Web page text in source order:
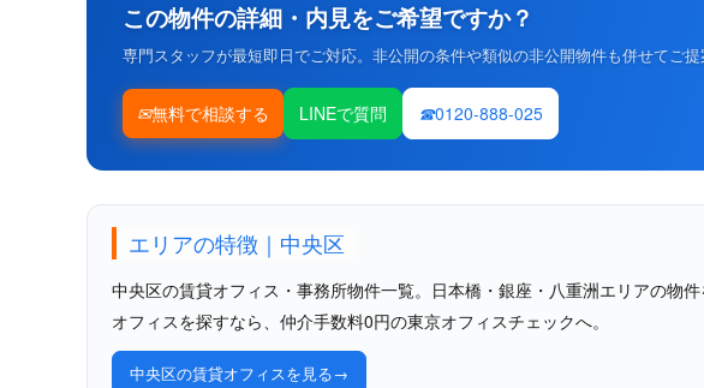
この物件の詳細・内見をご希望ですか？
専門スタッフが最短即日でご対応。非公開の条件や類似の非公開物件も併せてご提
無料で相談する LINEで質問 0120-888-025
エリアの特徴｜中央区
中央区の賃貸オフィス・事務所物件一覧。日本橋・銀座・八重洲エリアの物
オフィスを探すなら、仲介手数料0円の東京オフィスチェックへ。
中央区の賃貸オフィスを見る